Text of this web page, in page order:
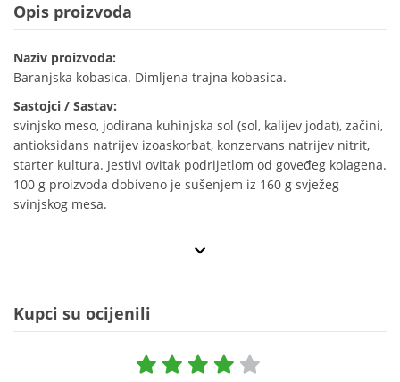
Opis proizvoda
Naziv proizvoda:
Baranjska kobasica. Dimljena trajna kobasica.
Sastojci / Sastav:
svinjsko meso, jodirana kuhinjska sol (sol, kalijev jodat), začini,
antioksidans natrijev izoaskorbat, konzervans natrijev nitrit,
starter kultura. Jestivi ovitak podrijetlom od goveđeg kolagena.
100 g proizvoda dobiveno je sušenjem iz 160 g svježeg
svinjskog mesa.
Kupci su ocijenili